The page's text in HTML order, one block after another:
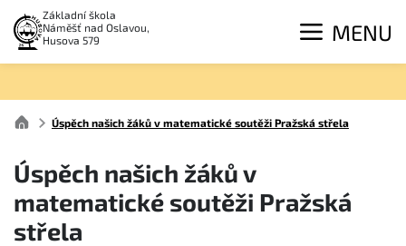
Základní škola
Náměšť nad Oslavou,
Husova 579
MENU
Úspěch našich žáků v matematické soutěži Pražská střela
Úspěch našich žáků v
matematické soutěži Pražská
střela